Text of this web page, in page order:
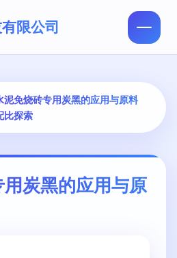
限公司
泥免烧砖专用炭黑的应用与原料
比探索
炭黑的应用与原